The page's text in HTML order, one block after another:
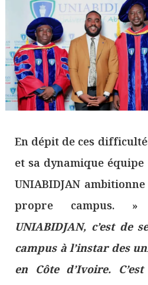
En dépit de ces
et sa dynamique
UNIABIDJAN
propre campus. »
UNIABIDJAN, c’est de
campus à l’instar des
en Côte d’Ivoire.